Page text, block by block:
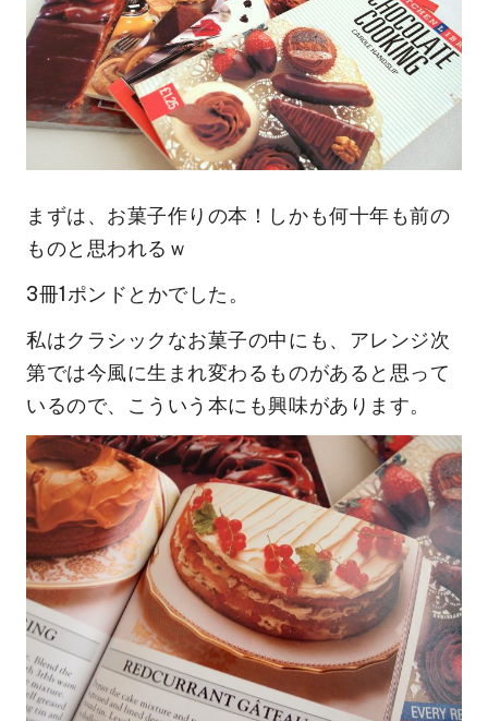
まずは、お菓子作りの本！しかも何十年も前の
ものと思われるｗ
3冊1ポンドとかでした。
私はクラシックなお菓子の中にも、アレンジ次
第では今風に生まれ変わるものがあると思って
いるので、こういう本にも興味があります。